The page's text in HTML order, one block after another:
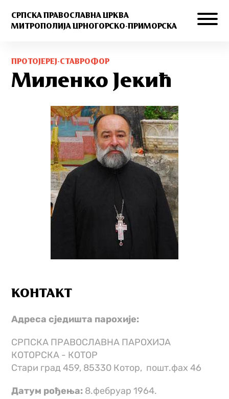
СРПСКА ПРАВОСЛАВНА ЦРКВА
МИТРОПОЛИЈА ЦРНОГОРСКО-ПРИМОРСКА
ПРОТОЈЕРЕЈ-СТАВРОФОР
Миленко Јекић
КОНТАКТ
Адреса сједишта парохије:
СРПСКА ПРАВОСЛАВНА ПАРОХИЈА
КОТОРСКА - КОТОР
Стари град 459, 85330 Котор, пошт.фах 46
Датум рођења: 8.фебруар 1964.